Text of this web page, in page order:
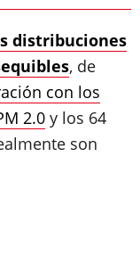
distribuciones
, de
con los
2.0 y los 64
son